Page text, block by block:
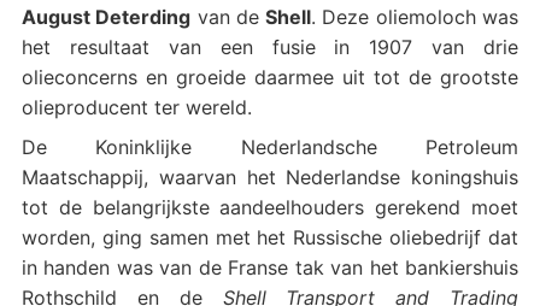
August Deterding van deShell. Deze oliemoloch was
het resultaat van een fusie in 1907 van drie
olieconcerns en groeide daarmee uit tot de grootste
olieproducent ter wereld.
De Koninklijke Nederlandsche Petroleum
Maatschappij, waarvan het Nederlandse koningshuis
tot de belangrijkste aandeelhouders gerekend moet
worden, ging samen met het Russische oliebedrijf dat
in handen was van de Franse tak van het bankiershuis
Rothschild en de Shell Transport and Trading